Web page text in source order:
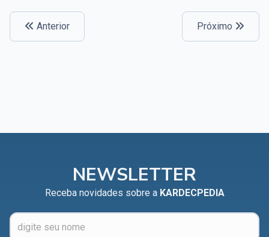
Anterior Próximo
NEWSLETTER
Receba novidades sobre a KARDECPEDIA